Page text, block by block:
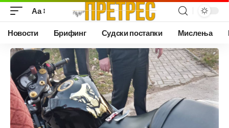
Аа
Новости Брифинг Судски постапки Мислења